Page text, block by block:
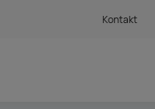
Kontakt